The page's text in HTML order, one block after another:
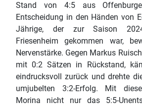
Stand von 4:5 aus
Entscheidung in den Händen von
Jährige, der zur Saison
Friesenheim gekommen war,
Nervenstärke. Gegen Markus
mit 0:2 Sätzen in Rückstand,
eindrucksvoll zurück und drehte
umjubelten 3:2-Erfolg. Mit
Morina nicht nur das 5:5-